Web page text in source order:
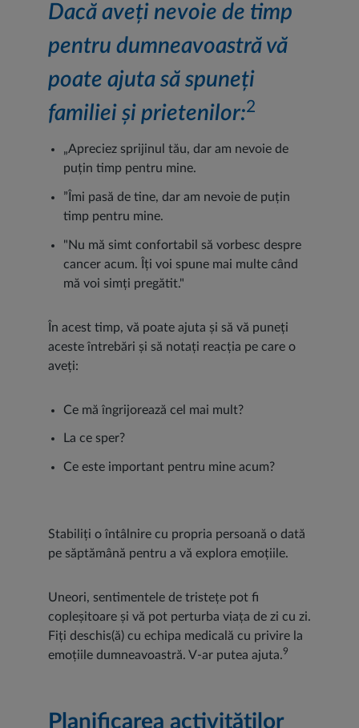
Dacă aveți nevoie de timp
pentru dumneavoastră vă
poate ajuta să spuneți
familiei și prietenilor:2
„Apreciez sprijinul tău, dar am nevoie de
puțin timp pentru mine.
”Îmi pasă de tine, dar am nevoie de puțin
timp pentru mine.
"Nu mă simt confortabil să vorbesc despre
cancer acum. Îți voi spune mai multe când
mă voi simți pregătit."
În acest timp, vă poate ajuta și să vă puneți
aceste întrebări și să notați reacția pe care o
aveți:
Ce mă îngrijorează cel mai mult?
La ce sper?
Ce este important pentru mine acum?
Stabiliți o întâlnire cu propria persoană o dată
pe săptămână pentru a vă explora emoțiile.
Uneori, sentimentele de tristețe pot fi
copleșitoare și vă pot perturba viața de zi cu zi.
Fiți deschis(ă) cu echipa medicală cu privire la
emoțiile dumneavoastră. V-ar putea ajuta.9
Planificarea activităților